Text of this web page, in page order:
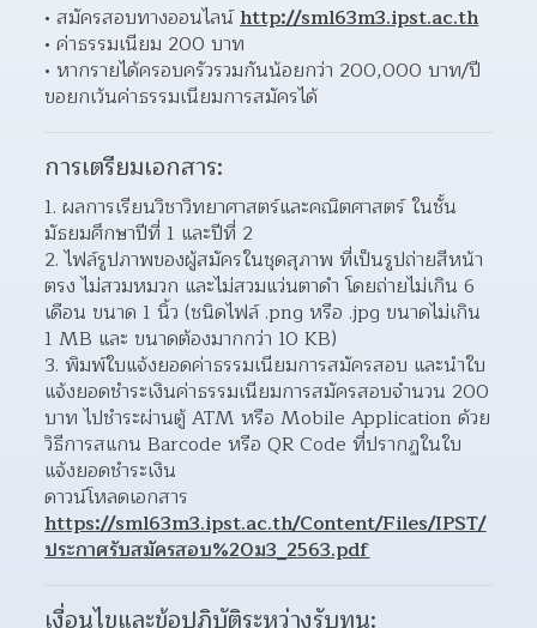
สมัครสอบทางออนไลน์ http://sml63m3.ipst.ac.th
ค่าธรรมเนียม 200 บาท
หากรายได้ครอบครัวรวมกันน้อยกว่า 200,000 บาท/ปี
ขอยกเว้นค่าธรรมเนียมการสมัครได้
การเตรียมเอกสาร:
1. ผลการเรียนวิชาวิทยาศาสตร์และคณิตศาสตร์ ในชั้น
มัธยมศึกษาปีที่ 1 และปีที่ 2
2. ไฟล์รูปภาพของผู้สมัครในชุดสุภาพ ที่เป็นรูปถ่ายสีหน้า
ตรง ไม่สวมหมวก และไม่สวมแว่นตาดำ โดยถ่ายไม่เกิน 6
เดือน ขนาด 1 นิ้ว (ชนิดไฟล์ .png หรือ .jpg ขนาดไม่เกิน
1 MB และ ขนาดต้องมากกว่า 10 KB)
3. พิมพ์ใบแจ้งยอดค่าธรรมเนียมการสมัครสอบ และนำใบ
แจ้งยอดชำระเงินค่าธรรมเนียมการสมัครสอบจำนวน 200
บาท ไปชำระผ่านตู้ ATM หรือ Mobile Application ด้วย
วิธีการสแกน Barcode หรือ QR Code ที่ปรากฏในใบ
แจ้งยอดชำระเงิน
https://sml63m3.ipst.ac.th/Content/Files/IPST/
ประกาศรับสมัครสอบ%20ม3_2563.pdf